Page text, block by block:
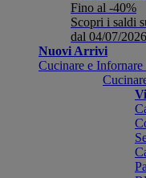
Fino al -40%
Scopri i saldi
dal 04/07/
Nuovi Arrivi
Cucinare e Infornare